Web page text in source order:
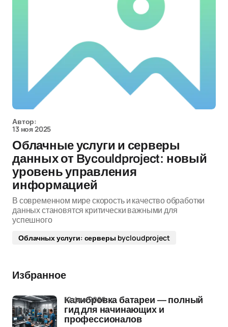
Автор:
13 ноя 2025
Облачные услуги и серверы
данных от Bycouldproject: новый
уровень управления
информацией
В современном мире скорость и качество обработки
данных становятся критически важными для
успешного
Облачных услуги: серверы bycloudproject
Избранное
Калибровка батареи — полный
гид для начинающих и
профессионалов
12 фев 2026